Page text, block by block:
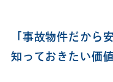
「事故物件だか
知っておきたい価